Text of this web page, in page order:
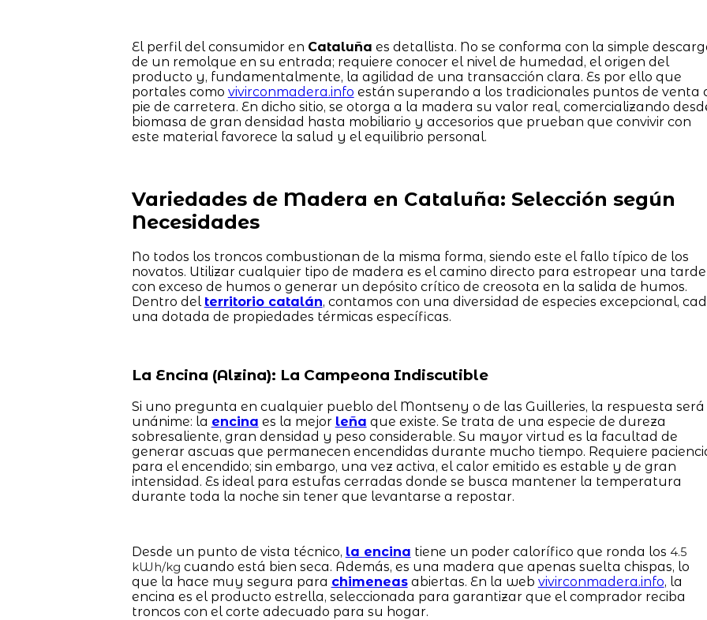
El perfil del consumidor en Cataluña es detallista. No se conforma con la simple
de un remolque en su entrada; requiere conocer el nivel de humedad, el origen del
producto y, fundamentalmente, la agilidad de una transacción clara. Es por ello que
portales como vivirconmadera.info están superando a los tradicionales puntos de venta
pie de carretera. En dicho sitio, se otorga a la madera su valor real, comercializando
biomasa de gran densidad hasta mobiliario y accesorios que prueban que convivir con
este material favorece la salud y el equilibrio personal.
Variedades de Madera en Cataluña: Selección según
Necesidades
No todos los troncos combustionan de la misma forma, siendo este el fallo típico de los
novatos. Utilizar cualquier tipo de madera es el camino directo para estropear una tarde
con exceso de humos o generar un depósito crítico de creosota en la salida de humos.
Dentro del territorio catalán, contamos con una diversidad de especies excepcional,
una dotada de propiedades térmicas específicas.
La Encina (Alzina): La Campeona Indiscutible
Si uno pregunta en cualquier pueblo del Montseny o de las Guilleries, la respuesta será
unánime: la encina es la mejor leña que existe. Se trata de una especie de dureza
sobresaliente, gran densidad y peso considerable. Su mayor virtud es la facultad de
generar ascuas que permanecen encendidas durante mucho tiempo. Requiere
para el encendido; sin embargo, una vez activa, el calor emitido es estable y de gran
intensidad. Es ideal para estufas cerradas donde se busca mantener la temperatura
durante toda la noche sin tener que levantarse a repostar.
Desde un punto de vista técnico, la encina tiene un poder calorífico que ronda los 4.5
kWh/kg cuando está bien seca. Además, es una madera que apenas suelta chispas, lo
que la hace muy segura para chimeneasabiertas. En la web vivirconmadera.info, la
encina es el producto estrella, seleccionada para garantizar que el comprador reciba
troncos con el corte adecuado para su hogar.